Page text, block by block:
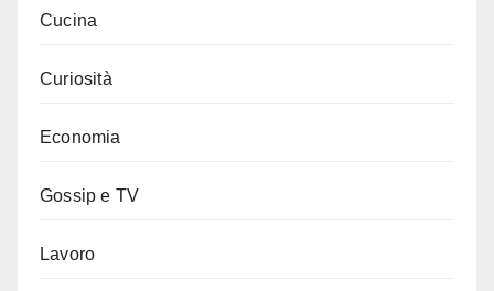
Cucina
Curiosità
Economia
Gossip e TV
Lavoro